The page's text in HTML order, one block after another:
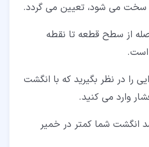
سخت می شود، تعیین می گردد.
از سطح قطعه تا نقطه
است.
را در نظر بگیرید که با انگشت
وارد می کنید.
انگشت شما کمتر در خمیر